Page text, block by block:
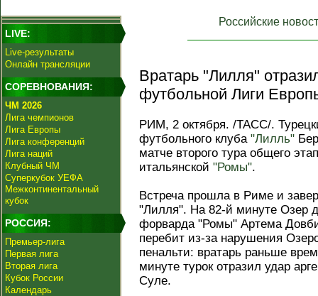
LIVE:
Live-результаты
Онлайн трансляции
СОРЕВНОВАНИЯ:
ЧМ 2026
Лига чемпионов
Лига Европы
Лига конференций
Лига наций
Клубный ЧМ
Суперкубок УЕФА
Межконтинентальный
кубок
РОССИЯ:
Премьер-лига
Первая лига
Вторая лига
Кубок России
Календарь
Российские
Вратарь "Лилля"
футбольной Лиги
РИМ, 2 октября. /ТАСС/.
футбольного клуба "Лилль"
матче второго тура общего
итальянской "Ромы".
Встреча прошла в Риме и
"Лилля". На 82-й минуте Озер
форварда "Ромы" Артема
перебит из-за нарушения
пенальти: вратарь раньше
минуте турок отразил удар
Суле.